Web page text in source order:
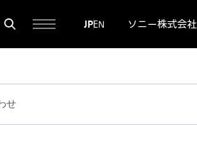
JPEN ソニー株式会社
せ